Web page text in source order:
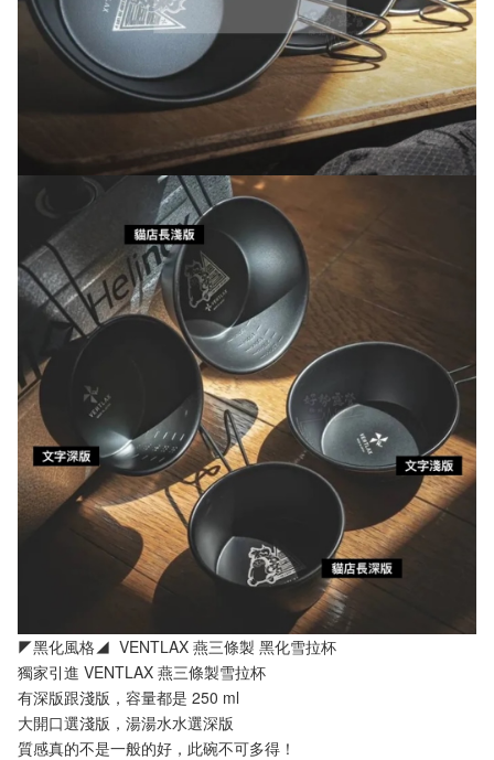
◤黑化風格◢  VENTLAX 燕三條製 黑化雪拉杯
獨家引進 VENTLAX 燕三條製雪拉杯
有深版跟淺版，容量都是 250 ml
大開口選淺版，湯湯水水選深版
質感真的不是一般的好，此碗不可多得！